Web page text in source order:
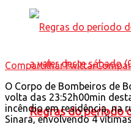
Regras do período
CompartilharTwittar
O Corpo de Bombeiros de
volta das 23:52h00min
incêndio em residência, na
Sinara, envolvendo 4